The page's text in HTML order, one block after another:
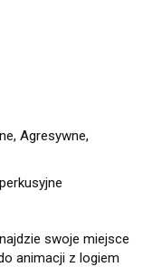
Agresywne,
swoje miejsce
animacji z logiem